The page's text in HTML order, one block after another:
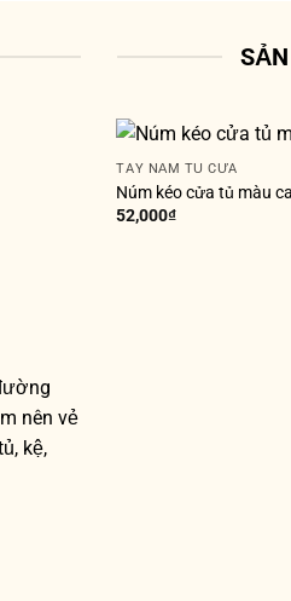
nên vẻ
kệ,
TAY NẮM TỦ CỬA
Núm kéo cửa tủ màu
52,000₫